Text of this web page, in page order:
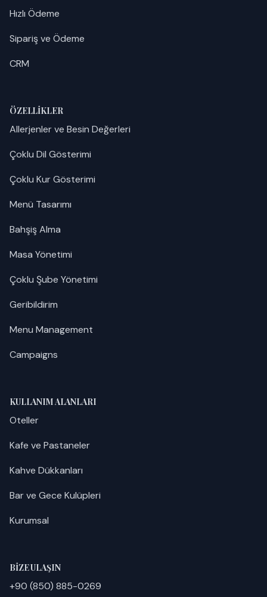
Hızlı Ödeme
Sipariş ve Ödeme
CRM
ÖZELLIKLER
Allerjenler ve Besin Değerleri
Çoklu Dil Gösterimi
Çoklu Kur Gösterimi
Menü Tasarımı
Bahşiş Alma
Masa Yönetimi
Çoklu Şube Yönetimi
Geribildirim
Menu Management
Campaigns
KULLANIM ALANLARI
Oteller
Kafe ve Pastaneler
Kahve Dükkanları
Bar ve Gece Kulüpleri
Kurumsal
BIZE ULAŞIN
+90 (850) 885-0269